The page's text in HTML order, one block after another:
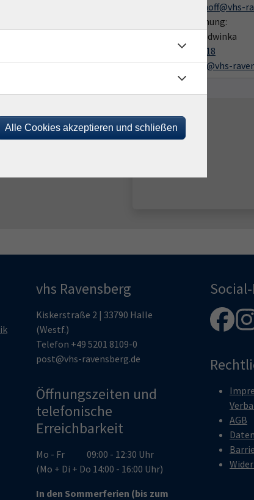
Forum, Kirchplatz 8
Forum, Kirchplatz 8
Forum, Kirchplatz 8
daina.lechthoff@vhs-
Fragen zur Buchung:
Simone Diaz-Ledwinka
05201 8109-18
simone.diaz@vhs-
vhs Ravensberg
Kiskerstraße 2 | 33790 Halle
(Westf.)
Telefon +49 5201 8109-0
post@vhs-ravensberg.de
Öffnungszeiten und
telefonische
Erreichbarkeit
Mo - Fr 09:00 - 12:30 Uhr
(Mo + Di + Do 14:00 - 16:00 Uhr)
In den Sommerferien (bis zum
AGB
Alle Cookies akzeptieren und schließen